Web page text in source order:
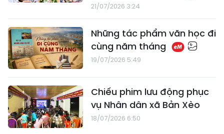
21/07/2026 3:24
​Những tác phẩm văn học đi
cùng năm tháng
19/07/2026 5:49
Chiếu phim lưu động phục
vụ Nhân dân xã Bản Xèo
18/07/2026 6:50